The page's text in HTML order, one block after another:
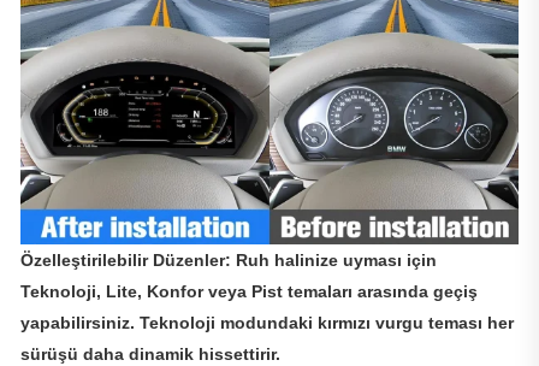
Özelleştirilebilir Düzenler: Ruh halinize uyması için
Teknoloji, Lite, Konfor veya Pist temaları arasında geçiş
yapabilirsiniz. Teknoloji modundaki kırmızı vurgu teması her
sürüşü daha dinamik hissettirir.